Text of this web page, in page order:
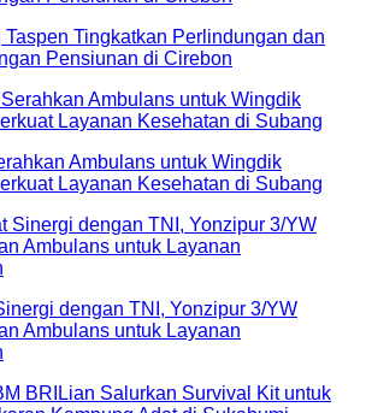
Taspen Tingkatkan Perlindungan dan
Pensiunan di Cirebon
Ambulans untuk Wingdik
Layanan Kesehatan di Subang
dengan TNI, Yonzipur 3/YW
Ambulans untuk Layanan